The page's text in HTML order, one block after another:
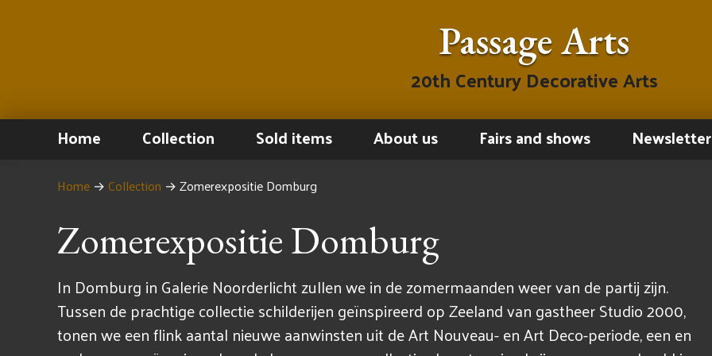
Passage Arts
20th Century Decorative Arts
Home Collection Sold items About us Fairs and shows Newsletter
Home → Collection →Zomerexpositie Domburg
Zomerexpositie Domburg
In Domburg in Galerie Noorderlicht zullen we in de zomermaanden weer van de partij zijn.
Tussen de prachtige collectie schilderijen geïnspireerd op Zeeland van gastheer Studio 2000,
tonen we een flink aantal nieuwe aanwinsten uit de Art Nouveau- en Art Deco-periode, een en